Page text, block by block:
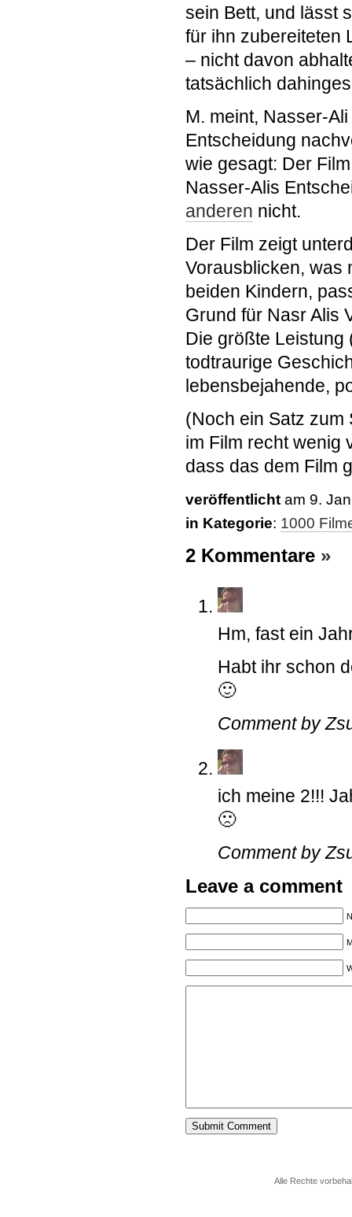
sein Bett, und lässt
für ihn zubereiteten
– nicht davon
tatsächlich
M. meint, Nasser-
Entscheidung
wie gesagt: Der
Nasser-Alis
anderen nicht.
Der Film zeigt
Vorausblicken, was
beiden Kindern,
Grund für Nasr Alis
Die größte Leistung
todtraurige
lebensbejahende,
(Noch ein Satz zum
im Film recht wenig
dass das dem Film
veröffentlicht am 9.
in Kategorie: 1000
2 Kommentare »
Hm, fast ein
Habt ihr schon
🙂
Comment by
ich meine 2!!!
🙁
Comment by
Leave a comment
Alle Rechte